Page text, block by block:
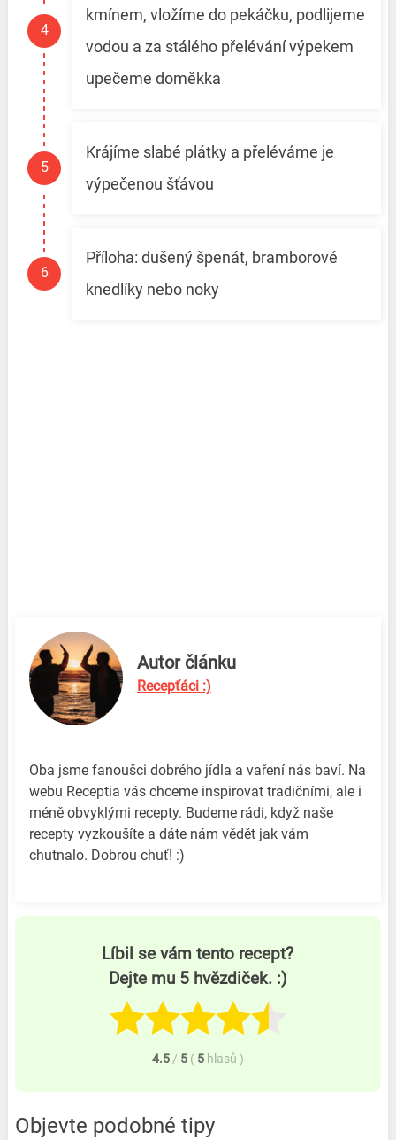
kmínem, vložíme do pekáčku, podlijeme
vodou a za stálého přelévání výpekem
upečeme doměkka
Krájíme slabé plátky a přeléváme je
výpečenou šťávou
Příloha: dušený špenát, bramborové
knedlíky nebo noky
Autor článku
Recepťáci :)
Oba jsme fanoušci dobrého jídla a vaření nás baví. Na
webu Receptia vás chceme inspirovat tradičními, ale i
méně obvyklými recepty. Budeme rádi, když naše
recepty vyzkoušíte a dáte nám vědět jak vám
chutnalo. Dobrou chuť! :)
Líbil se vám tento recept?
Dejte mu 5 hvězdiček. :)
4.5 / 5 ( 5 hlasů )
Objevte podobné tipy